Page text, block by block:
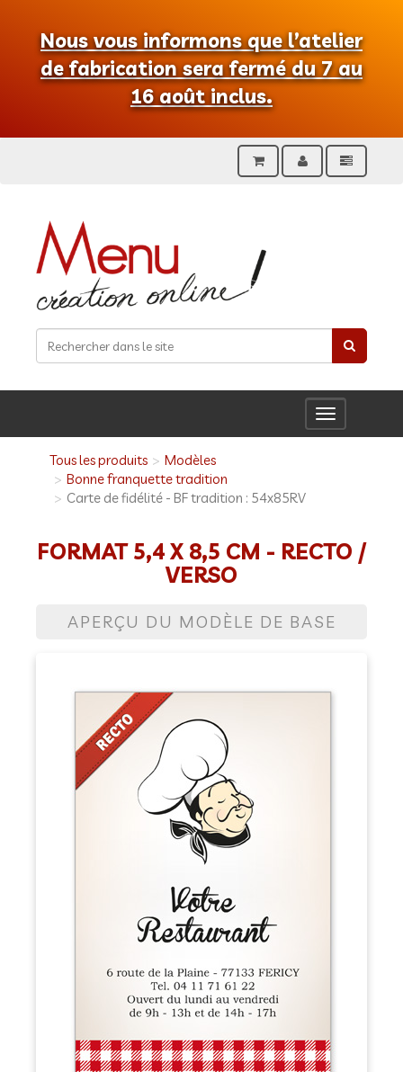
Nous vous informons que l’atelier
de fabrication sera fermé du 7 au
16 août inclus.
Toggle
navigation
Tous les produits
Modèles
Bonne franquette tradition
Carte de fidélité - BF tradition : 54x85RV
FORMAT 5,4 X 8,5 CM - RECTO /
VERSO
APERÇU DU MODÈLE DE BASE